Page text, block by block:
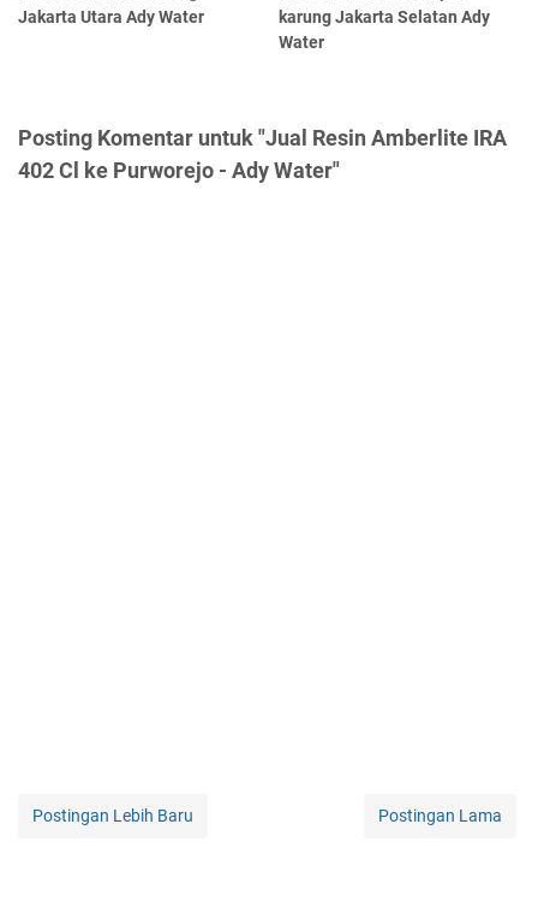
Jakarta Utara Ady Water
karung Jakarta Selatan Ady
Water
Posting Komentar untuk "Jual Resin Amberlite IRA
402 Cl ke Purworejo - Ady Water"
Postingan Lebih Baru Postingan Lama